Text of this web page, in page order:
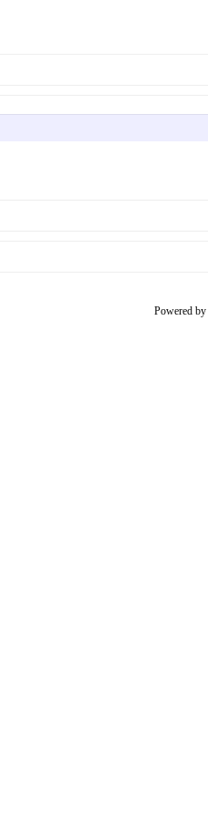
Powered by